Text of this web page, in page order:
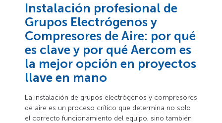
Instalación profesional de
Grupos Electrógenos y
Compresores de Aire: por qué
es clave y por qué Aercom es
la mejor opción en proyectos
llave en mano
La instalación de grupos electrógenos y compresores
de aire es un proceso crítico que determina no solo
el correcto funcionamiento del equipo, sino también